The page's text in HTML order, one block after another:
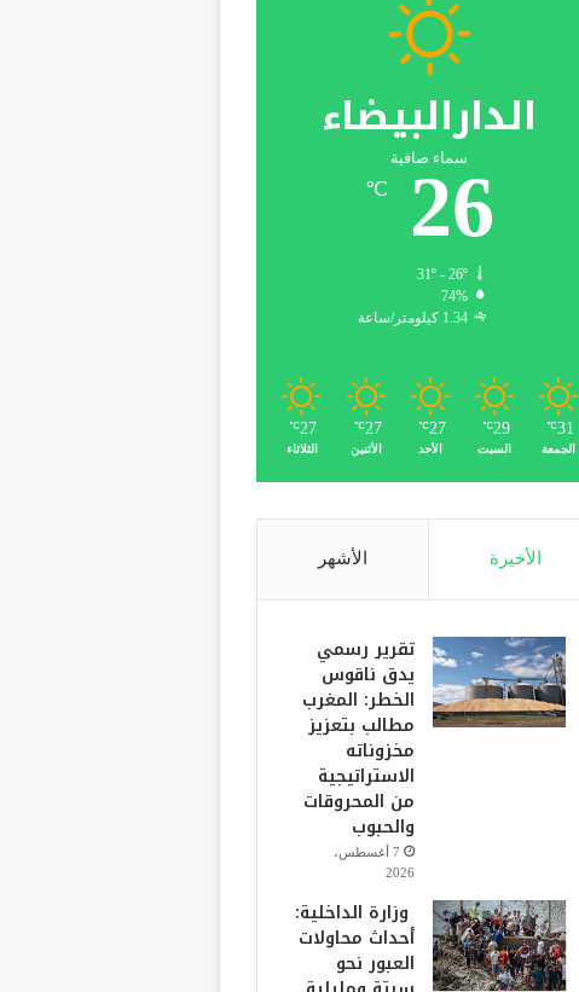
الدارالبيضاء
سماء صافية
26
℃
31º - 26º
74%
1.34 كيلومتر/ساعة
31
℃
الجمعة
29
℃
السبت
27
℃
الأحد
27
℃
الأثنين
27
℃
الثلاثاء
الأخيرة الأشهر
تقرير رسمي
يدق ناقوس
الخطر: المغرب
مطالب بتعزيز
مخزوناته
الاستراتيجية
من المحروقات
والحبوب
7 أغسطس،
2026
وزارة الداخلية:
أحداث محاولات
العبور نحو